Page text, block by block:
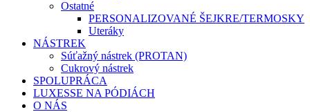
Ostatné
PERSONALIZOVANÉ ŠEJKRE/TERMOSKY
Uteráky
NÁSTREK
Súťažný nástrek (PROTAN)
Cukrový nástrek
SPOLUPRÁCA
LUXESSE NA PÓDIÁCH
O NÁS